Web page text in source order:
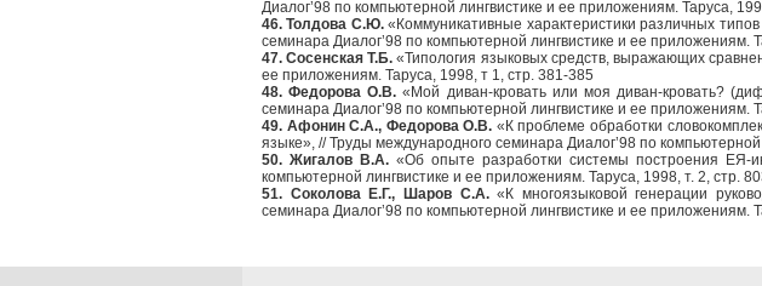
Диалог’98 по компьютерной лингвистике и ее приложениям. Таруса,
46. Толдова С.Ю.«Коммуникативные характеристики различных
семинара Диалог’98 по компьютерной лингвистике и ее приложениям.
47. Сосенская Т.Б. «Типология языковых средств, выражающих
ее приложениям. Таруса, 1998, т 1, стр. 381-385
48. Федорова О.В. «Мой диван-кровать или моя диван-кровать?
семинара Диалог’98 по компьютерной лингвистике и ее приложениям.
49. Афонин С.А., Федорова О.В. «К проблеме обработки
языке», // Труды международного семинара Диалог’98 по
50. Жигалов В.А.«Об опыте разработки системы построения ЕЯ-
компьютерной лингвистике и ее приложениям. Таруса, 1998, т. 2, стр.
51. Соколова Е.Г., Шаров С.А.«К многоязыковой генерации
семинара Диалог’98 по компьютерной лингвистике и ее приложениям.